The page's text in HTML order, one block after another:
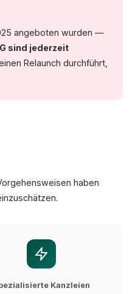
angeboten wurden —
sind jederzeit
Relaunch durchführt,
haben
Kanzleien